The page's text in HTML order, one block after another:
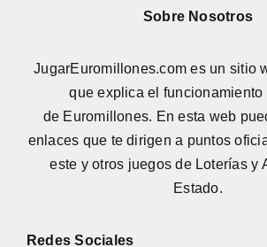
Sobre Nosotros
JugarEuromillones.com es un sitio
que explica el funcionamiento
de Euromillones. En esta web
enlaces que te dirigen a puntos
este y otros juegos de Loterías y
Estado.
Redes Sociales